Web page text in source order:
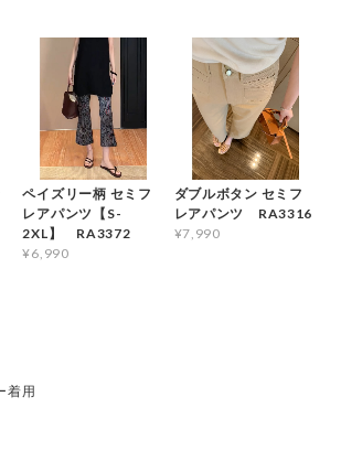
ペイズリー柄 セミフ
レアパンツ【S-
2XL】 RA3372
¥6,990
ダブルボタン セミフ
レアパンツ RA3316
¥7,990
着用